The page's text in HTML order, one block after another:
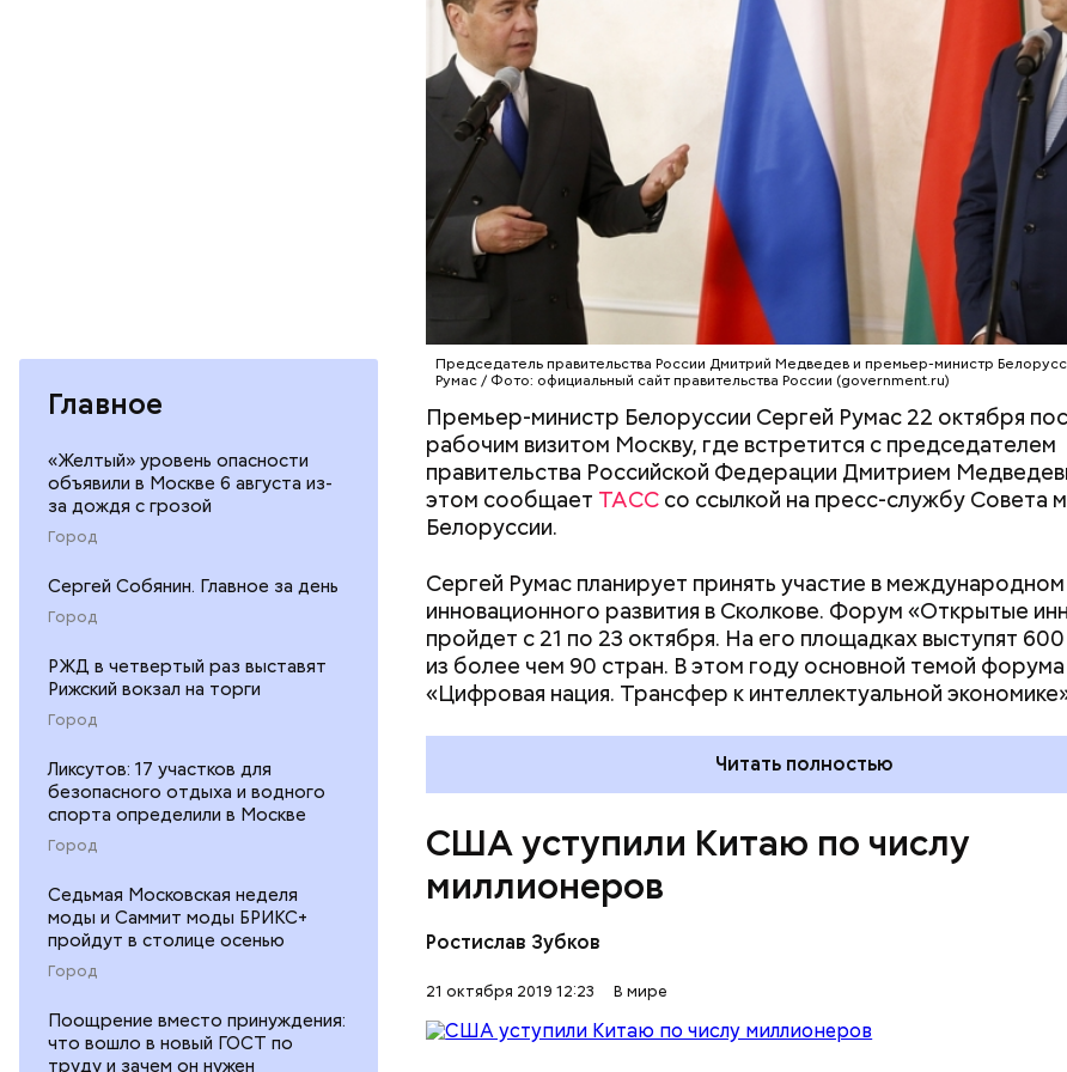
Главное
«Желтый» уровень опасности
объявили в Москве 6 августа из-
за дождя с грозой
Город
Сергей Собянин. Главное за день
Город
РЖД в четвертый раз выставят
Рижский вокзал на торги
Город
Ликсутов: 17 участков для
безопасного отдыха и водного
спорта определили в Москве
Город
Седьмая Московская неделя
моды и Саммит моды БРИКС+
пройдут в столице осенью
Город
Поощрение вместо принуждения:
что вошло в новый ГОСТ по
труду и зачем он нужен
Председатель правительства России Дмитрий Медведев и премьер-министр
Румас / Фото: официальный сайт правительства России (government.ru)
Премьер-министр Белоруссии Сергей Румас 22 октября
рабочим визитом Москву, где встретится с председателем
правительства Российской Федерации Дмитрием
этом сообщает ТАСС со ссылкой на пресс-службу Совета
Белоруссии.
Сергей Румас планирует принять участие в
инновационного развития в Сколкове. Форум «Открытые
пройдет с 21 по 23 октября. На его площадках выступят
из более чем 90 стран. В этом году основной темой форума
«Цифровая нация. Трансфер к интеллектуальной
Владимир Путин и Александр Лукашенко решили создать
межправительственную рабочую группу по развитию
конце июня Сергей Румас сообщил по итогам встречи с
Медведевым, что Минск и Москва должны к ноябрю
интеграционные дорожные карты. В обновленной
по развитию Союзного государства особое внимание
дорожным картам по секторам экономики. Таких дорожных
будет подготовлено около 30. Планируется, что программа
интеграции и дорожные карты будут представлены
государств в декабре.
Читать полностью
БЕЛАРУСЬ ДМИТРИЙ МЕДВЕДЕВ
США уступили Китаю по числу
миллионеров
Ростислав Зубков
21 октября 2019 12:23 В мире
— Несмотря на торговые разногласия между США и Китаем
Ранее Росстат назвал число миллионеров среди россиян.